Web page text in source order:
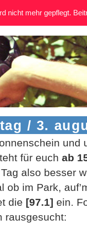
/ 3.
und
für euch ab
also besser
ob im Park,
die [97.1] ein.
rausgesucht:
nicht mehr gepflegt.